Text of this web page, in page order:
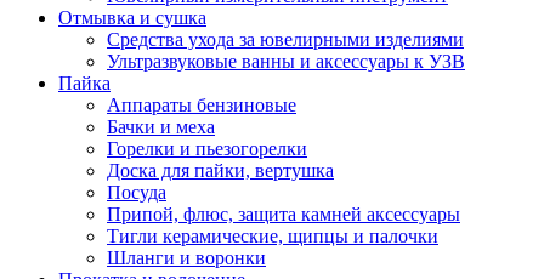
Отмывка и сушка
Средства ухода за ювелирными изделиями
Ультразвуковые ванны и аксессуары к УЗВ
Пайка
Аппараты бензиновые
Бачки и меха
Горелки и пьезогорелки
Доска для пайки, вертушка
Посуда
Припой, флюс, защита камней аксессуары
Тигли керамические, щипцы и палочки
Шланги и воронки